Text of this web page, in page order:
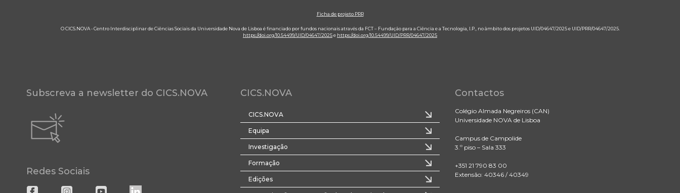
Ficha de projeto PRR
O CICS.NOVA - Centro Interdisciplinar de Ciências Sociais da Universidade Nova de Lisboa é financiado por fundos nacionais através da FCT – Fundação para a Ciência e a Tecnologia, I.P., no âmbito dos projetos UID/04647/2025 e UID/PRR/04647/2025.
https://doi.org/10.54499/UID/04647/2025e https://doi.org/10.54499/UID/PRR/04647/2025
Subscreva a newsletter do CICS.NOVA
Redes Sociais
CICS.NOVA
CICS.NOVA
Equipa
Investigação
Formação
Edições
Contactos
Colégio Almada Negreiros (CAN)
Universidade NOVA de Lisboa
Campus de Campolide
3.º piso – Sala 333
+351 21 790 83 00
Extensão: 40346 / 40349